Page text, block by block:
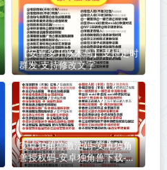
【安卓多开啄木鸟】支持定时
群发-支持修改文字
安卓独角兽激活码-安卓独角
兽授权码-安卓独角兽下载-安